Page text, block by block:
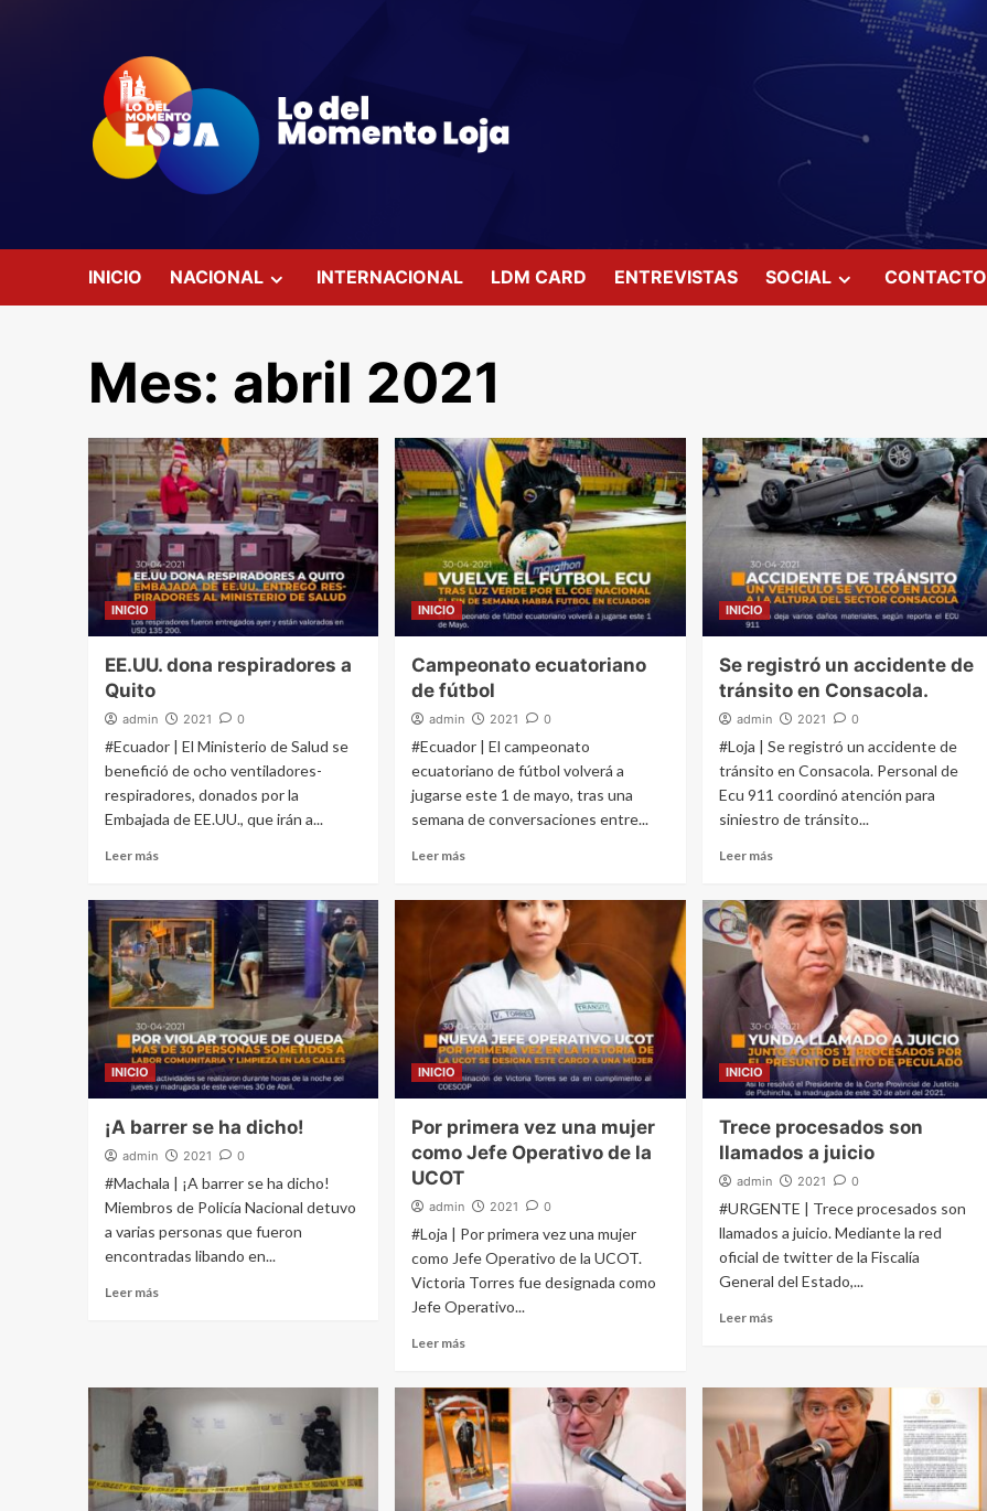
INICIO NACIONAL INTERNACIONAL LDM CARD ENTREVISTAS SOCIAL CONTACTO
Mes: abril 2021
INICIO
EE.UU. dona respiradores a
Quito
admin 2021 0
#Ecuador | El Ministerio de Salud se
benefició de ocho ventiladores-
respiradores, donados por la
Embajada de EE.UU., que irán a...
Leer más
INICIO
Campeonato ecuatoriano
de fútbol
admin 2021 0
#Ecuador | El campeonato
ecuatoriano de fútbol volverá a
jugarse este 1 de mayo, tras una
semana de conversaciones entre...
Leer más
INICIO
Se registró un accidente de
tránsito en Consacola.
admin 2021 0
#Loja | Se registró un accidente de
tránsito en Consacola. Personal de
Ecu 911 coordinó atención para
siniestro de tránsito...
Leer más
INICIO
¡A barrer se ha dicho!
admin 2021 0
#Machala | ¡A barrer se ha dicho!
Miembros de Policía Nacional detuvo
a varias personas que fueron
encontradas libando en...
Leer más
INICIO
Por primera vez una mujer
como Jefe Operativo de la
UCOT
admin 2021 0
#Loja | Por primera vez una mujer
como Jefe Operativo de la UCOT.
Victoria Torres fue designada como
Jefe Operativo...
Leer más
INICIO
Trece procesados son
llamados a juicio
admin 2021 0
#URGENTE | Trece procesados son
llamados a juicio. Mediante la red
oficial de twitter de la Fiscalía
General del Estado,...
Leer más